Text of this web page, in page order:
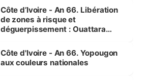
milieu des sinistrés
Côte d’Ivoire - An 66. Libération
de zones à risque et
déguerpissement : Ouattara
l'Etat de droit pour préserver les
vies humaines »
Côte d'Ivoire - An 66. Yopougon
aux couleurs nationales